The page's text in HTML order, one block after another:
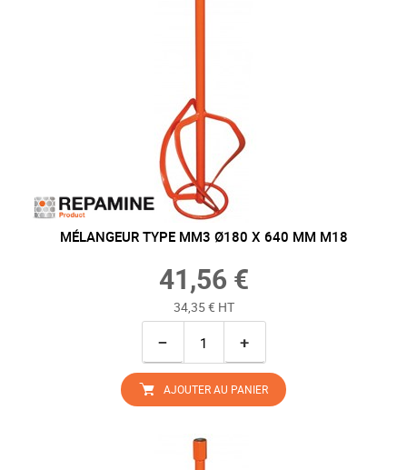
MÉLANGEUR TYPE MM3 Ø180 X 640 MM M18
41,56 €
34,35 € HT
− +
AJOUTER AU PANIER